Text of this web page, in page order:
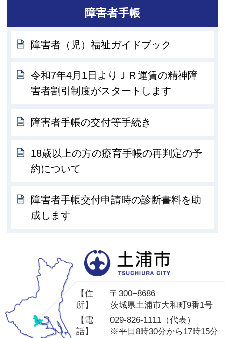
障害者手帳
障害者（児）福祉ガイドブック
令和7年4月1日よりＪＲ運賃の精神障
害者割引制度がスタートします
障害者手帳の交付等手続き
18歳以上の方の療育手帳の再判定の予
約について
障害者手帳交付申請時の診断書料を助
成します
【住
所】
〒300−8686
茨城県土浦市大和町9番1号
【電
話】
029-826-1111（代表）
※平日8時30分から17時15分